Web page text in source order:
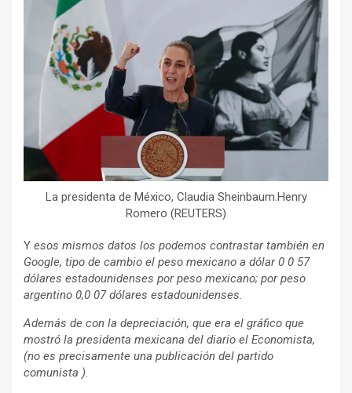
La presidenta de México, Claudia Sheinbaum.Henry
Romero (REUTERS)
Y esos mismos datos los podemos contrastar también en
Google, tipo de cambio el peso mexicano a dólar 0 0 57
dólares estadounidenses por peso mexicano; por peso
argentino 0,0 07 dólares estadounidenses.
Además de con la depreciación, que era el gráfico que
mostró la presidenta mexicana del diario el Economista,
(no es precisamente una publicación del partido
comunista ).